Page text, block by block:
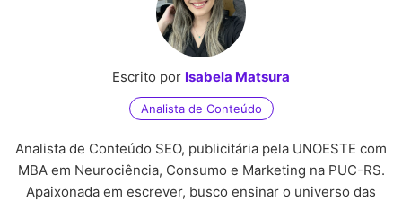
Escrito por Isabela Matsura
Analista de Conteúdo
Analista de Conteúdo SEO, publicitária pela UNOESTE com
MBA em Neurociência, Consumo e Marketing na PUC-RS.
Apaixonada em escrever, busco ensinar o universo das